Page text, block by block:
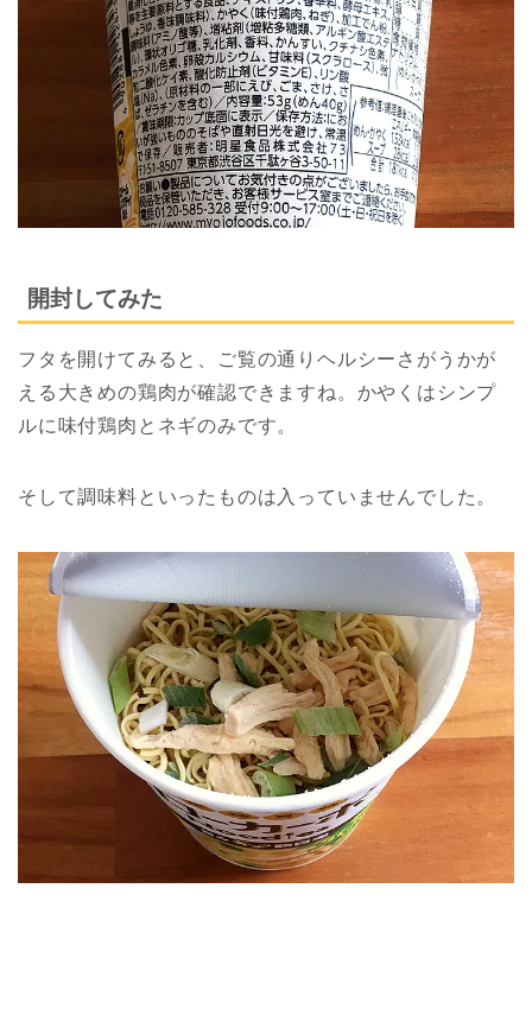
開封してみた
フタを開けてみると、ご覧の通りヘルシーさがうかが
える大きめの鶏肉が確認できますね。かやくはシンプ
ルに味付鶏肉とネギのみです。
そして調味料といったものは入っていませんでした。